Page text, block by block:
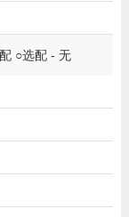
○选配 - 无